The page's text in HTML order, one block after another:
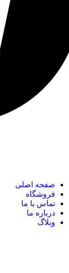
صفحه اصلی
فروشگاه
تماس با ما
درباره ما
وبلاگ